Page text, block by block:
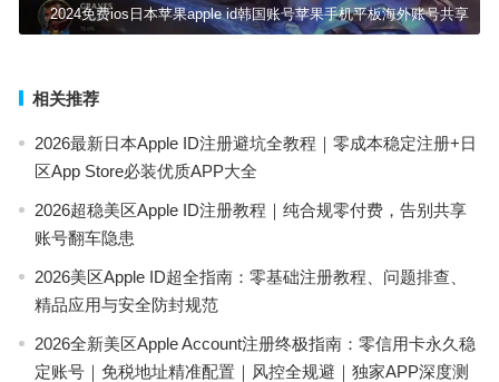
2024免费ios日本苹果apple id韩国账号苹果手机平板海外账号共享
相关推荐
2026最新日本Apple ID注册避坑全教程｜零成本稳定注册+日
区App Store必装优质APP大全
2026超稳美区Apple ID注册教程｜纯合规零付费，告别共享
账号翻车隐患
2026美区Apple ID超全指南：零基础注册教程、问题排查、
精品应用与安全防封规范
2026全新美区Apple Account注册终极指南：零信用卡永久稳
定账号｜免税地址精准配置｜风控全规避｜独家APP深度测